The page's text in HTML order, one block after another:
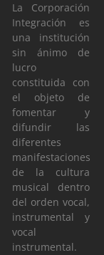
La Corporación
Integración es
una institución
sin ánimo de
lucro
constituida con
el objeto de
fomentar y
difundir las
diferentes
manifestaciones
de la cultura
musical dentro
del orden vocal,
instrumental y
vocal
instrumental.